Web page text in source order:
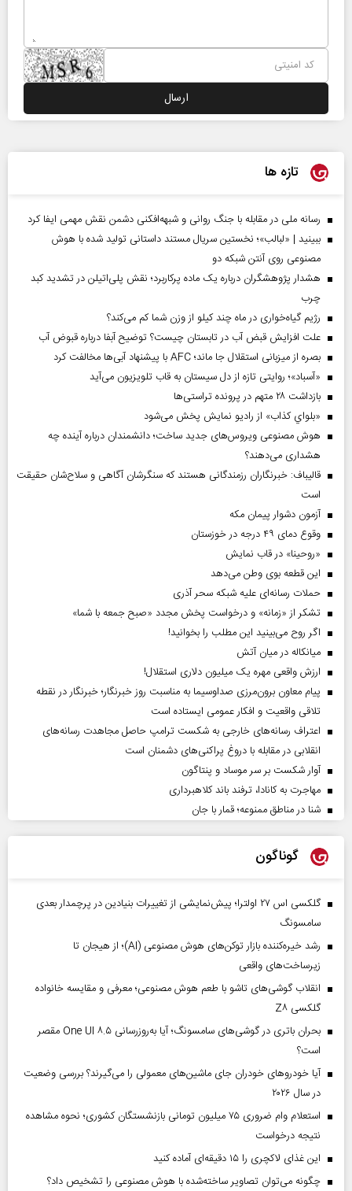
تازه ها
رسانه ملی در مقابله با جنگ روانی و شبهه‌افکنی دشمن نقش مهمی ایفا کرد
ببینید | «لبالب»؛ نخستین سریال مستند داستانی تولید شده با هوش
مصنوعی روی آنتن شبکه دو
هشدار پژوهشگران درباره یک ماده پرکاربرد؛ نقش پلی‌اتیلن در تشدید کبد
چرب
رژیم گیاه‌خواری در ماه چند کیلو از وزن شما کم می‌کند؟
علت افزایش قبض آب در تابستان چیست؟ توضیح آبفا درباره قبوض آب
بصره از میزبانی استقلال جا ماند؛ AFC با پیشنهاد آبی‌ها مخالفت کرد
«آسباد»؛ روایتی تازه از دل سیستان به قاب تلویزیون می‌آید
بازداشت ۲۸ متهم در پرونده تراستی‌ها
«بلواي کذاب» از رادیو نمایش پخش می‌شود
هوش مصنوعی ویروس‌های جدید ساخت؛ دانشمندان درباره آینده چه
هشداری می‌دهند؟
قالیباف: خبرنگاران رزمندگانی هستند که سنگرشان آگاهی و سلاح‌شان حقیقت
است
آزمون دشوار پیمان مکه
وقوع دمای ۴۹ درجه در خوزستان
«روحینا» در قاب نمایش
این قطعه بوی وطن می‌دهد
حملات رسانه‌ای علیه شبکه سحر آذری
تشکر از «زمانه» و درخواست پخش مجدد «صبح جمعه با شما»
اگر روح می‌بینید این مطلب را بخوانید!
میانکاله در میان آتش
ارزش واقعی مهره یک میلیون دلاری استقلال!
پیام معاون برون‌مرزی صداوسیما به مناسبت روز خبرنگار؛ خبرنگار در نقطه
تلاقی واقعیت و افکار عمومی ایستاده است
اعتراف رسانه‌های خارجی به شکست ترامپ حاصل مجاهدت رسانه‌های
انقلابی در مقابله با دروغ پراکنی‌های دشمنان است
آوار شکست بر سر موساد و پنتاگون
مهاجرت به کانادا، ترفند باند کلاهبرداری
شنا در مناطق ممنوعه؛ قمار با جان
گوناگون
گلکسی اس ۲۷ اولترا؛ پیش‌نمایشی از تغییرات بنیادین در پرچمدار بعدی
سامسونگ
رشد خیره‌کننده بازار توکن‌های هوش مصنوعی (AI)؛ از هیجان تا
زیرساخت‌های واقعی
انقلاب گوشی‌های تاشو‌ با طعم هوش مصنوعی؛ معرفی و مقایسه خانواده
گلکسی Z۸
بحران باتری در گوشی‌های سامسونگ؛ آیا به‌روزرسانی One UI ۸.۵ مقصر
است؟
آیا خودروهای خودران جای ماشین‌های معمولی را می‌گیرند؟ بررسی وضعیت
در سال ۲۰۲۶
استعلام وام ضروری ۷۵ میلیون تومانی بازنشستگان کشوری؛ نحوه مشاهده
نتیجه درخواست
این غذای لاکچری را ۱۵ دقیقه‌ای آماده کنید
چگونه می‌توان تصاویر ساخته‌شده با هوش مصنوعی را تشخیص داد؟